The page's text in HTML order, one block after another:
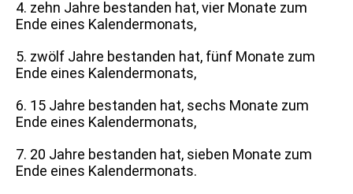
4. zehn Jahre bestanden hat, vier Monate zum
Ende eines Kalendermonats,
5. zwölf Jahre bestanden hat, fünf Monate zum
Ende eines Kalendermonats,
6. 15 Jahre bestanden hat, sechs Monate zum
Ende eines Kalendermonats,
7. 20 Jahre bestanden hat, sieben Monate zum
Ende eines Kalendermonats.